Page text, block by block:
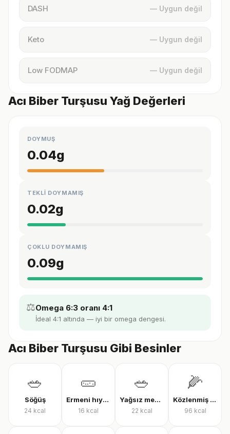
DASH — Uygun değil
Keto — Uygun değil
Low FODMAP — Uygun değil
Acı Biber Turşusu Yağ Değerleri
DOYMUŞ
0.04g
TEKLİ DOYMAMIŞ
0.02g
ÇOKLU DOYMAMIŞ
0.09g
⚖️Omega 6:3 oranı 4:1
İdeal 4:1 altında — iyi bir omega dengesi.
Acı Biber Turşusu Gibi Besinler
🥗
Söğüş
24 kcal
🥒
Ermeni hıyarı
16 kcal
🥗
Yağsız mevsim salatası
22 kcal
🌽
Közlenmiş mısır
96 kcal